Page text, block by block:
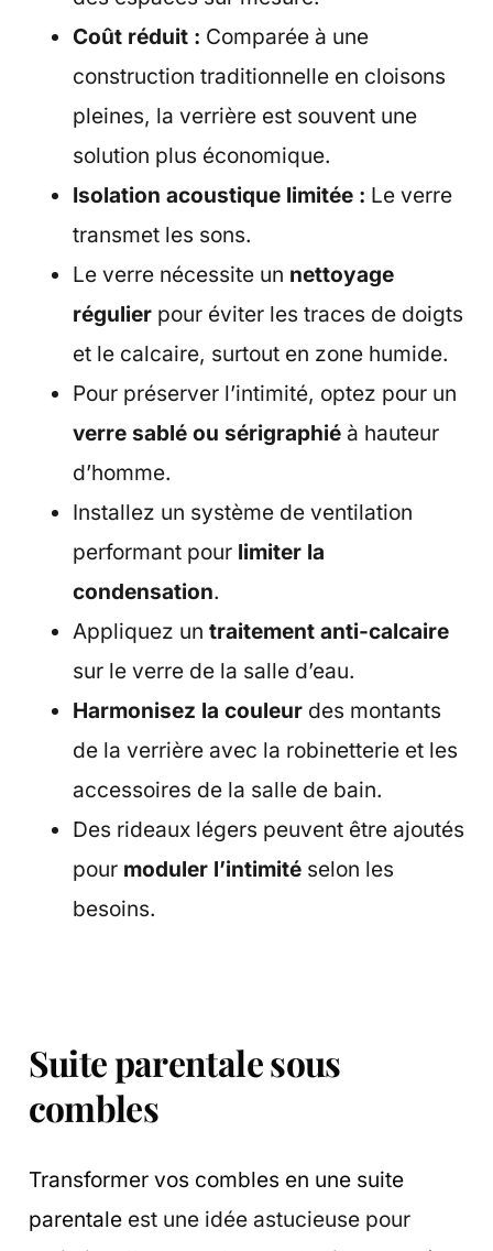
Coût réduit : Comparée à une
construction traditionnelle en cloisons
pleines, la verrière est souvent une
solution plus économique.
Isolation acoustique limitée : Le verre
transmet les sons.
Le verre nécessite un nettoyage
régulierpour éviter les traces de doigts
et le calcaire, surtout en zone humide.
Pour préserver l’intimité, optez pour un
verre sablé ou sérigraphiéà hauteur
d’homme.
Installez un système de ventilation
performant pour limiter la
condensation.
Appliquez un traitement anti-calcaire
sur le verre de la salle d’eau.
Harmonisez la couleurdes montants
de la verrière avec la robinetterie et les
accessoires de la salle de bain.
Des rideaux légers peuvent être ajoutés
pour moduler l’intimitéselon les
besoins.
Suite parentale sous
combles
Transformer vos combles en une suite
parentaleest une idée astucieuse pour